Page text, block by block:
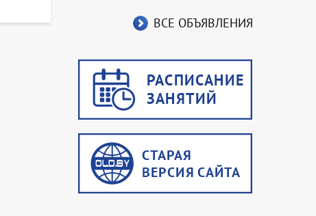
ВСЕ ОБЪЯВЛЕНИЯ